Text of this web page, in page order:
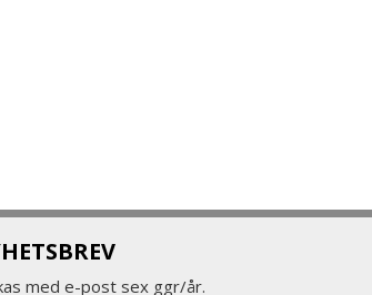
med e-post sex ggr/år.